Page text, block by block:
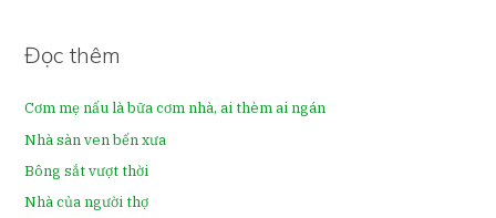
Đọc thêm
Cơm mẹ nấu là bữa cơm nhà, ai thèm ai ngán
Nhà sàn ven bến xưa
Bông sắt vượt thời
Nhà của người thợ